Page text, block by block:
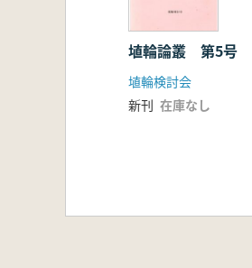
埴輪論叢 第5号
埴輪検討会
新刊 在庫なし